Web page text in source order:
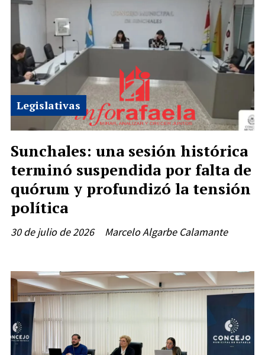
Sunchales: una sesión histórica
terminó suspendida por falta de
quórum y profundizó la tensión
política
Marcelo Algarbe Calamante
Legislativas
30 de julio de 2026